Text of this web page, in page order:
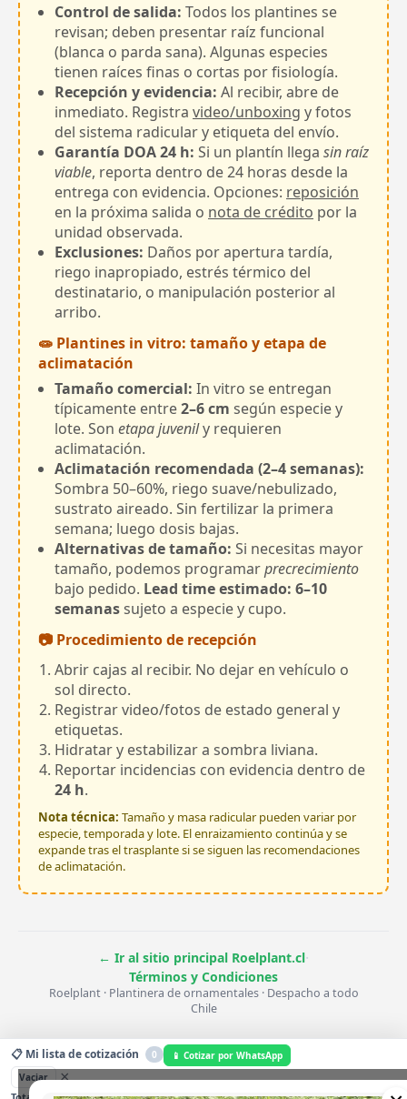
Control de salida: Todos los plantines se
revisan; deben presentar raíz funcional
(blanca o parda sana). Algunas especies
tienen raíces finas o cortas por fisiología.
Recepción y evidencia: Al recibir, abre de
inmediato. Registra video/unboxing y fotos
del sistema radicular y etiqueta del envío.
Garantía DOA 24 h: Si un plantín llega sin raíz
viable, reporta dentro de 24 horas desde la
entrega con evidencia. Opciones: reposición
en la próxima salida o nota de crédito por la
unidad observada.
Exclusiones: Daños por apertura tardía,
riego inapropiado, estrés térmico del
destinatario, o manipulación posterior al
arribo.
🧫 Plantines in vitro: tamaño y etapa de
aclimatación
Tamaño comercial: In vitro se entregan
típicamente entre2–6 cm según especie y
lote. Son etapa juvenily requieren
aclimatación.
Aclimatación recomendada (2–4 semanas):
Sombra 50–60%, riego suave/nebulizado,
sustrato aireado. Sin fertilizar la primera
semana; luego dosis bajas.
Alternativas de tamaño: Si necesitas mayor
tamaño, podemos programarprecrecimiento
bajo pedido. Lead time estimado: 6–10
semanassujeto a especie y cupo.
📷 Procedimiento de recepción
Abrir cajas al recibir. No dejar en vehículo o
sol directo.
Registrar video/fotos de estado general y
etiquetas.
Hidratar y estabilizar a sombra liviana.
Reportar incidencias con evidencia dentro de
24 h.
Nota técnica: Tamaño y masa radicular pueden variar por
especie, temporada y lote. El enraizamiento continúa y se
expande tras el trasplante si se siguen las recomendaciones
de aclimatación.
← Ir al sitio principal Roelplant.cl·
Términos y Condiciones
Roelplant · Plantinera de ornamentales · Despacho a todo
Chile
📋 Mi lista de cotización 0
📱 Cotizar por WhatsApp
Vaciar
×